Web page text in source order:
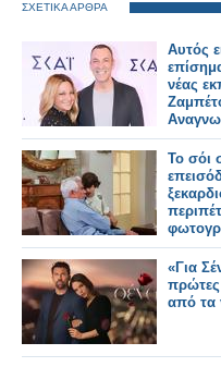
ΣΧΕΤΙΚΑ ΑΡΘΡΑ
Αυτός
νέας
στον
τρειλερ
Το σόι
«Για
από τα